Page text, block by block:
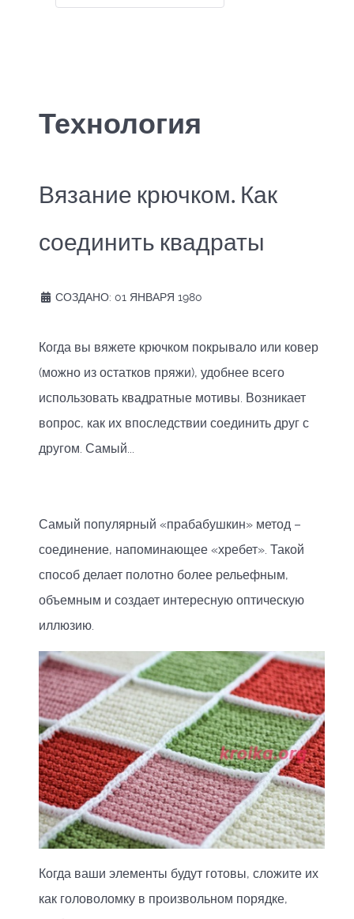
Технология
Вязание крючком. Как
соединить квадраты
СОЗДАНО: 01 ЯНВАРЯ 1980
Когда вы вяжете крючком покрывало или ковер
(можно из остатков пряжи), удобнее всего
использовать квадратные мотивы. Возникает
вопрос, как их впоследствии соединить друг с
другом. Самый...
Самый популярный «прабабушкин» метод –
соединение, напоминающее «хребет». Такой
способ делает полотно более рельефным,
объемным и создает интересную оптическую
иллюзию.
Когда ваши элементы будут готовы, сложите их
как головоломку в произвольном порядке,